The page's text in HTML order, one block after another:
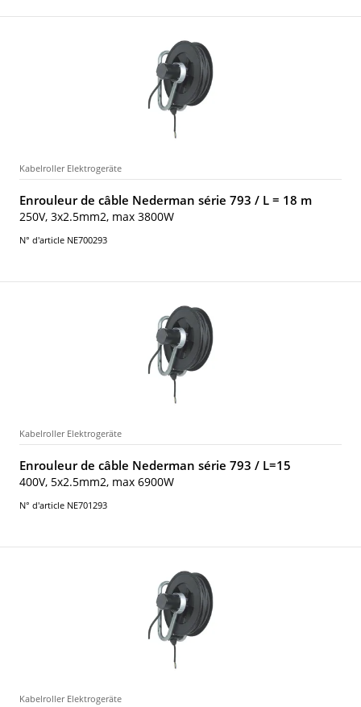
Kabelroller Elektrogeräte
Enrouleur de câble Nederman série 793 / L = 18 m
250V, 3x2.5mm2, max 3800W
N° d'article NE700293
Kabelroller Elektrogeräte
Enrouleur de câble Nederman série 793 / L=15
400V, 5x2.5mm2, max 6900W
N° d'article NE701293
Kabelroller Elektrogeräte